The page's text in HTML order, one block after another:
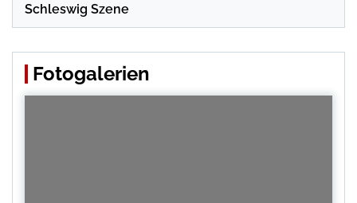
Schleswig Szene
Fotogalerien